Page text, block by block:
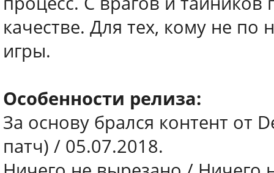
качестве. Для тех, кому не
игры.
Особенности релиза:
За основу брался контент от
патч) / 05.07.2018.